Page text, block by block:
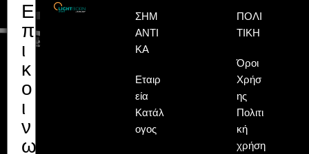
Ε
π
ι
κ
ο
ι
ν
ω
Όνομα
Επώνυμο
Email
ΣΗΜ
ΑΝΤΙ
ΚΆ
Εταιρ
εία
Κατάλ
ογος
ΠΟΛΙ
ΤΙΚΉ
Όροι
Χρήσ
ης
Πολιτι
κή
χρήση